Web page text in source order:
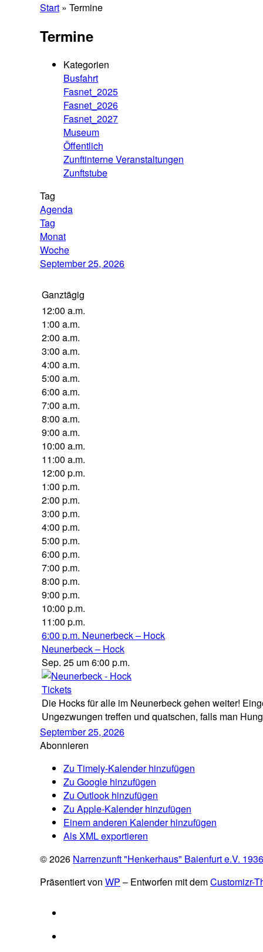
Start » Termine
Termine
Kategorien
Busfahrt
Fasnet_2025
Fasnet_2026
Fasnet_2027
Museum
Öffentlich
Zunftinterne Veranstaltungen
Zunftstube
Tag
Agenda
Tag
Monat
Woche
September 25, 2026
Ganztägig
12:00 a.m.
1:00 a.m.
2:00 a.m.
3:00 a.m.
4:00 a.m.
5:00 a.m.
6:00 a.m.
7:00 a.m.
8:00 a.m.
9:00 a.m.
10:00 a.m.
11:00 a.m.
12:00 p.m.
1:00 p.m.
2:00 p.m.
3:00 p.m.
4:00 p.m.
5:00 p.m.
6:00 p.m.
7:00 p.m.
8:00 p.m.
9:00 p.m.
10:00 p.m.
11:00 p.m.
6:00 p.m. Neunerbeck – Hock
Neunerbeck – Hock
Sep. 25 um 6:00 p.m.
Tickets
Die Hocks für alle im Neunerbeck gehen weiter!
Ungezwungen treffen und quatschen, falls man
September 25, 2026
Abonnieren
Zu Timely-Kalender hinzufügen
Zu Google hinzufügen
Zu Outlook hinzufügen
Zu Apple-Kalender hinzufügen
Einem anderen Kalender hinzufügen
Als XML exportieren
© 2026 Narrenzunft "Henkerhaus" Baienfurt e.V. 1936
Präsentiert von WP – Entworfen mit demCustomizr-